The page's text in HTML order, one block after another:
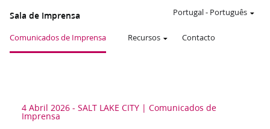
Sala de Imprensa
Comunicados de Imprensa Recursos Contacto
Portugal- Português
4 Abril 2026 - SALT LAKE CITY Comunicados de
Imprensa